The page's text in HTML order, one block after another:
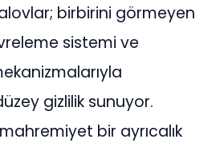
birbirini görmeyen
sistemi ve
gizlilik sunuyor.
bir ayrıcalık